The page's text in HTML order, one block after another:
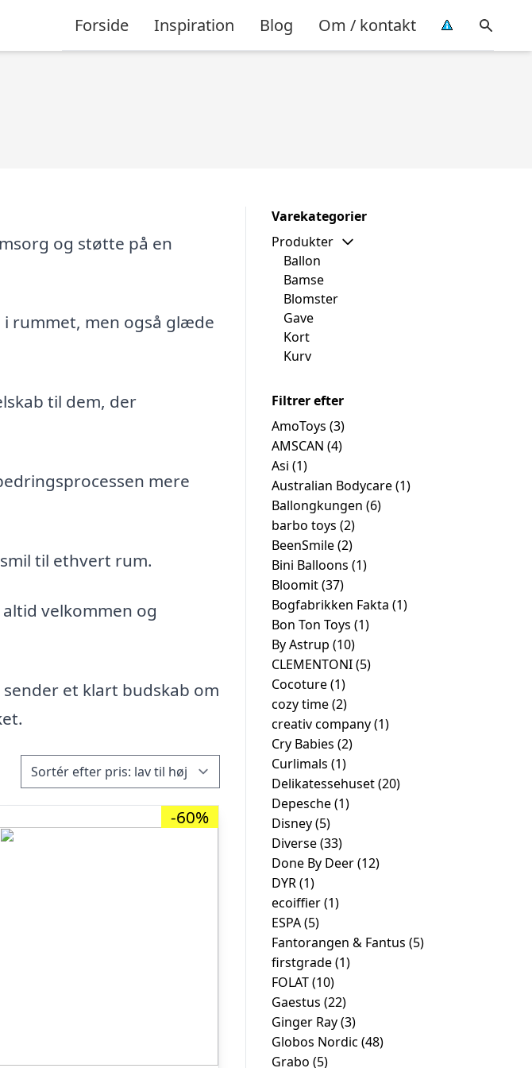
Forside Inspiration Blog Om / kontakt
og støtte på en
rummet, men også glæde
til dem, der
mere
til ethvert rum.
velkommen og
et klart budskab om
-60%
Varekategorier
Produkter
Ballon
Bamse
Blomster
Gave
Kort
Kurv
Filtrer efter
AmoToys (3)
AMSCAN (4)
Asi (1)
Australian Bodycare(1)
Ballongkungen (6)
barbo toys (2)
BeenSmile(2)
Bini Balloons (1)
Bloomit(37)
Bogfabrikken Fakta (1)
Bon Ton Toys (1)
By Astrup (10)
CLEMENTONI(5)
Cocoture(1)
cozy time(2)
creativ company(1)
Cry Babies (2)
Curlimals (1)
Delikatessehuset(20)
Depesche(1)
Disney(5)
Diverse(33)
Done By Deer(12)
DYR(1)
ecoiffier(1)
ESPA(5)
Fantorangen & Fantus (5)
firstgrade(1)
FOLAT(10)
Gaestus (22)
Ginger Ray(3)
Globos Nordic (48)
Grabo (5)